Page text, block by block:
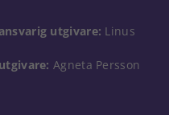
utgivare: Linus
Agneta Persson
taget ska